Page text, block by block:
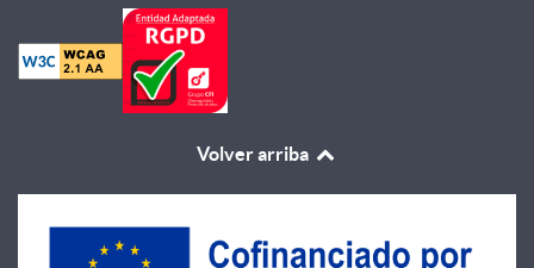
Volver arriba